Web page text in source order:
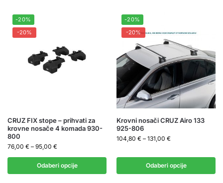
-20%
-20%
CRUZ FIX stope – prihvati za
krovne nosače 4 komada 930-
800
76,00 € – 95,00 €
Odaberi opcije
-20%
-20%
Krovni nosači CRUZ Airo 133
925-806
104,80 € – 131,00 €
Odaberi opcije